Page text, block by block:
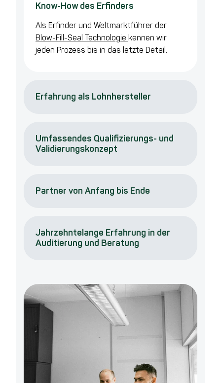
Know-How des Erfinders
Als Erfinder und Weltmarktführer der
Blow-Fill-Seal Technologie kennen wir
jeden Prozess bis in das letzte Detail.
Erfahrung als Lohnhersteller
Umfassendes Qualifizierungs- und
Validierungskonzept
Partner von Anfang bis Ende
Jahrzehntelange Erfahrung in der
Auditierung und Beratung